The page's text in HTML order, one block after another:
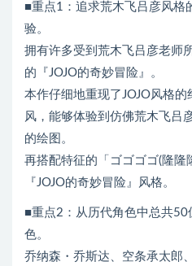
■重点1：追求荒木飞吕彦风格
验。
拥有许多受到荒木飞吕彦老师
的『JOJO的奇妙冒险』。
本作仔细地重现了JOJO风格
风，能够体验到仿佛荒木飞吕
的绘图。
再搭配特征的「ゴゴゴゴ(隆隆
『JOJO的奇妙冒险』风格。
■重点2：从历代角色中总共50
色。
乔纳森・乔斯达、空条承太郎